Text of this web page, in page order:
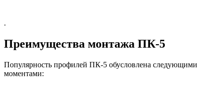
.
Преимущества монтажа ПК-5
Популярность профилей ПК-5 обусловлена следующими
моментами: